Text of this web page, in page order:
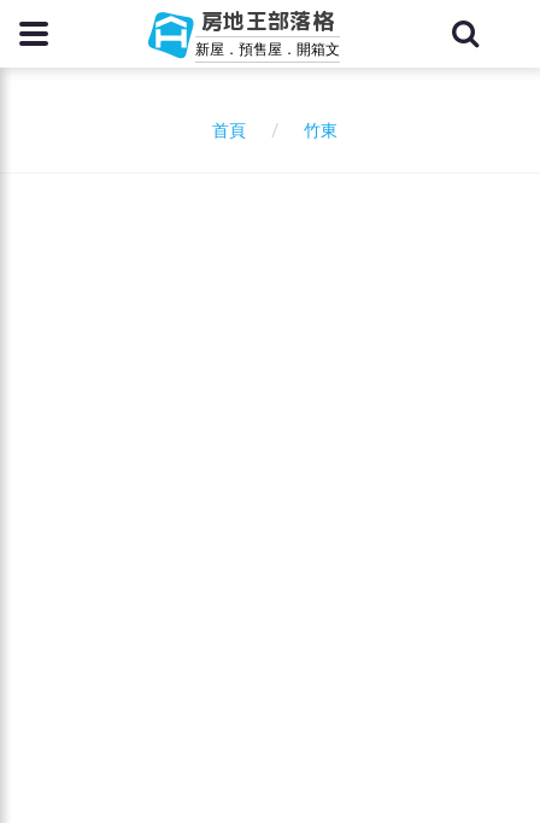
房地王部落格
新屋．預售屋．開箱文
首頁 竹東